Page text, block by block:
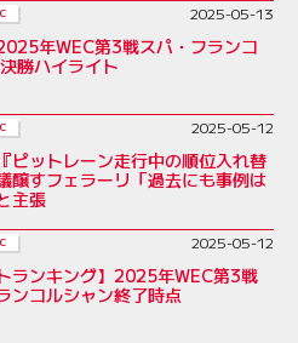
2025-05-13
年WEC第3戦スパ・フランコ
勝ハイライト
2025-05-12
ピットレーン走行中の順位入れ替
醸すフェラーリ「過去にも事例は
主張
2025-05-12
ランキング】2025年WEC第3戦
ンコルシャン終了時点